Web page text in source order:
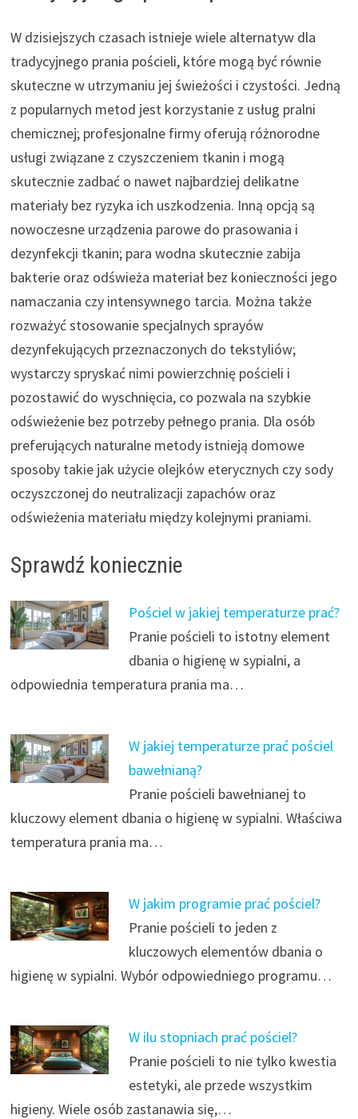
W dzisiejszych czasach istnieje wiele alternatyw dla
tradycyjnego prania pościeli, które mogą być równie
skuteczne w utrzymaniu jej świeżości i czystości. Jedną
z popularnych metod jest korzystanie z usług pralni
chemicznej; profesjonalne firmy oferują różnorodne
usługi związane z czyszczeniem tkanin i mogą
skutecznie zadbać o nawet najbardziej delikatne
materiały bez ryzyka ich uszkodzenia. Inną opcją są
nowoczesne urządzenia parowe do prasowania i
dezynfekcji tkanin; para wodna skutecznie zabija
bakterie oraz odświeża materiał bez konieczności jego
namaczania czy intensywnego tarcia. Można także
rozważyć stosowanie specjalnych sprayów
dezynfekujących przeznaczonych do tekstyliów;
wystarczy spryskać nimi powierzchnię pościeli i
pozostawić do wyschnięcia, co pozwala na szybkie
odświeżenie bez potrzeby pełnego prania. Dla osób
preferujących naturalne metody istnieją domowe
sposoby takie jak użycie olejków eterycznych czy sody
oczyszczonej do neutralizacji zapachów oraz
odświeżenia materiału między kolejnymi praniami.
Sprawdź koniecznie
Pościel w jakiej temperaturze prać?
Pranie pościeli to istotny element
dbania o higienę w sypialni, a
odpowiednia temperatura prania ma…
W jakiej temperaturze prać pościel
bawełnianą?
Pranie pościeli bawełnianej to
kluczowy element dbania o higienę w sypialni. Właściwa
temperatura prania ma…
W jakim programie prać pościel?
Pranie pościeli to jeden z
kluczowych elementów dbania o
higienę w sypialni. Wybór odpowiedniego programu…
W ilu stopniach prać pościel?
Pranie pościeli to nie tylko kwestia
estetyki, ale przede wszystkim
higieny. Wiele osób zastanawia się,…